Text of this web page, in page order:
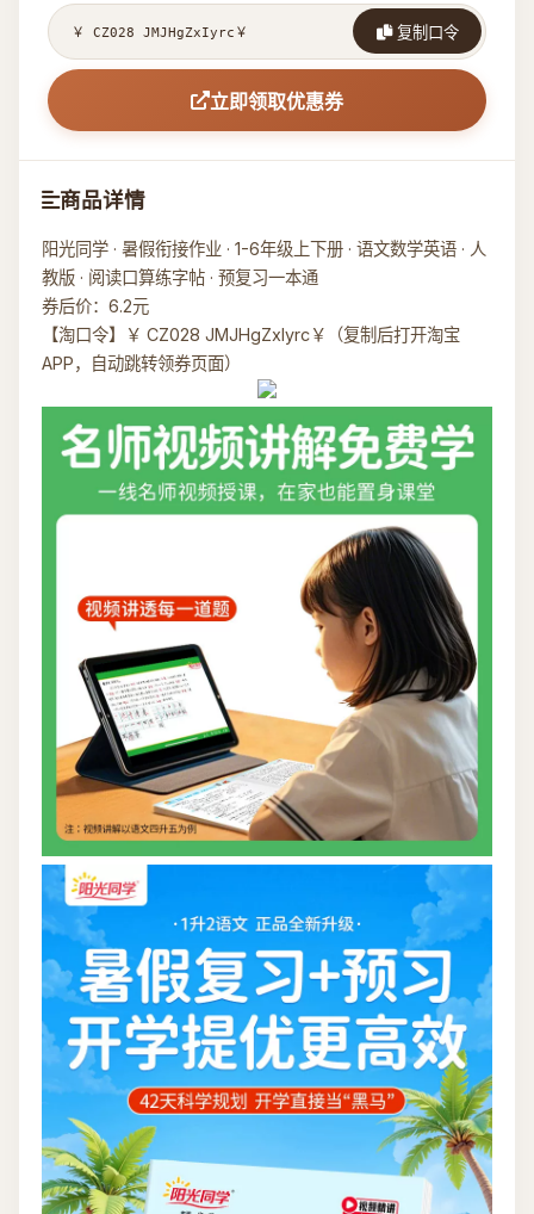
复制口令
立即领取优惠券
商品详情
阳光同学 · 暑假衔接作业 · 1-6年级上下册 · 语文数学英语 · 人
教版 · 阅读口算练字帖 · 预复习一本通
券后价：6.2元
【淘口令】￥ CZ028 JMJHgZxIyrc￥（复制后打开淘宝
APP，自动跳转领券页面）